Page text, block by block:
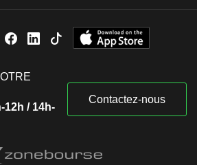
12h / 14h-
Contactez-nous